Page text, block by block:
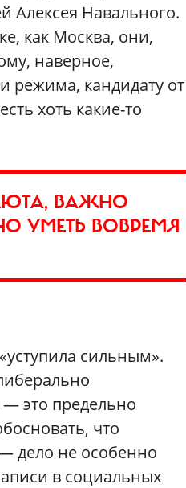
Алексея Навального.
как Москва, они,
наверное,
режима, кандидату от
хоть какие-то
ВАЖНО
УМЕТЬ ВОВРЕМЯ
сильным».
это предельно
что
дело не особенно
в социальных